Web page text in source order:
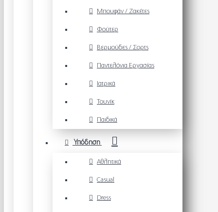
Μπουφάν / Ζακέτες
Φούτερ
Βερμούδες / Σορτς
Παντελόνια Εργασίας
Ιατρικά
Τουνίκ
Παιδικά
Υπόδηση
Αθλητικά
Casual
Dress